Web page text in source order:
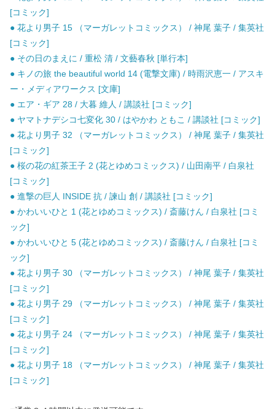
[コミック]
● 花より男子 15 （マーガレットコミックス） / 神尾 葉子 / 集英社
[コミック]
● その日のまえに / 重松 清 / 文藝春秋 [単行本]
● キノの旅 the beautiful world 14 (電撃文庫) / 時雨沢恵一 / アスキ
ー・メディアワークス [文庫]
● エア・ギア 28 / 大暮 維人 / 講談社 [コミック]
● ヤマトナデシコ七変化 30 / はやかわ ともこ / 講談社 [コミック]
● 花より男子 32 （マーガレットコミックス） / 神尾 葉子 / 集英社
[コミック]
● 桜の花の紅茶王子 2 (花とゆめコミックス) / 山田南平 / 白泉社
[コミック]
● 進撃の巨人 INSIDE 抗 / 諫山 創 / 講談社 [コミック]
● かわいいひと 1 (花とゆめコミックス) / 斎藤けん / 白泉社 [コミ
ック]
● かわいいひと 5 (花とゆめコミックス) / 斎藤けん / 白泉社 [コミ
ック]
● 花より男子 30 （マーガレットコミックス） / 神尾 葉子 / 集英社
[コミック]
● 花より男子 29 （マーガレットコミックス） / 神尾 葉子 / 集英社
[コミック]
● 花より男子 24 （マーガレットコミックス） / 神尾 葉子 / 集英社
[コミック]
● 花より男子 18 （マーガレットコミックス） / 神尾 葉子 / 集英社
[コミック]